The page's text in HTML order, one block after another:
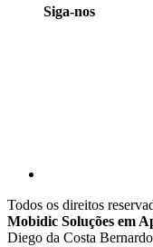
Siga-nos
Todos os direitos
Mobidic Soluções em
Diego da Costa